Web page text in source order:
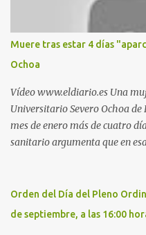
estadio municipal de
Nueva. Otro lugar:
Móstoles También en el
la Policía Local de Leganés de
cementerio de Butarque". Más
Muere tras estar 4 días
Ochoa
Vídeo www.eldiario.es Una
Universitario Severo Ochoa
mes de enero más de cuatro
sanitario argumenta que en
arritmia y agravamiento de su
Por ello, la ingresaron a
Orden del Día del Pleno
de septiembre, a las 16:00